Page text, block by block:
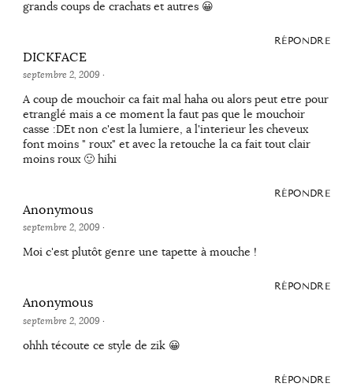
grands coups de crachats et autres 😀
RÉPONDRE
DICKFACE
septembre 2, 2009 ·
A coup de mouchoir ca fait mal haha ou alors peut etre pour
etranglé mais a ce moment la faut pas que le mouchoir
casse :DEt non c'est la lumiere, a l'interieur les cheveux
font moins " roux" et avec la retouche la ca fait tout clair
moins roux 🙂 hihi
RÉPONDRE
Anonymous
septembre 2, 2009 ·
Moi c'est plutôt genre une tapette à mouche !
RÉPONDRE
Anonymous
septembre 2, 2009 ·
ohhh técoute ce style de zik 😀
RÉPONDRE